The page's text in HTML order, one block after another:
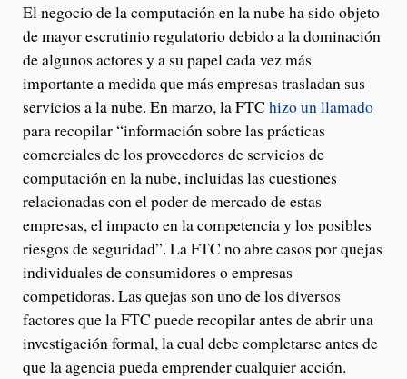
El negocio de la computación en la nube ha sido objeto
de mayor escrutinio regulatorio debido a la dominación
de algunos actores y a su papel cada vez más
importante a medida que más empresas trasladan sus
servicios a la nube. En marzo, la FTC hizo un llamado
para recopilar “información sobre las prácticas
comerciales de los proveedores de servicios de
computación en la nube, incluidas las cuestiones
relacionadas con el poder de mercado de estas
empresas, el impacto en la competencia y los posibles
riesgos de seguridad”. La FTC no abre casos por quejas
individuales de consumidores o empresas
competidoras. Las quejas son uno de los diversos
factores que la FTC puede recopilar antes de abrir una
investigación formal, la cual debe completarse antes de
que la agencia pueda emprender cualquier acción.